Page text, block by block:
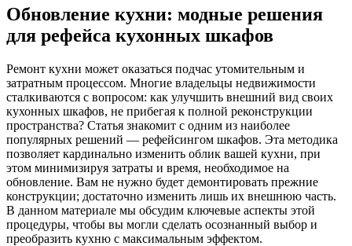
Обновление кухни: модные решения
для рефейса кухонных шкафов
Ремонт кухни может оказаться подчас утомительным и
затратным процессом. Многие владельцы недвижимости
сталкиваются с вопросом: как улучшить внешний вид своих
кухонных шкафов, не прибегая к полной реконструкции
пространства? Статья знакомит с одним из наиболее
популярных решений — рефейсингом шкафов. Эта методика
позволяет кардинально изменить облик вашей кухни, при
этом минимизируя затраты и время, необходимое на
обновление. Вам не нужно будет демонтировать прежние
конструкции; достаточно изменить лишь их внешнюю часть.
В данном материале мы обсудим ключевые аспекты этой
процедуры, чтобы вы могли сделать осознанный выбор и
преобразить кухню с максимальным эффектом.